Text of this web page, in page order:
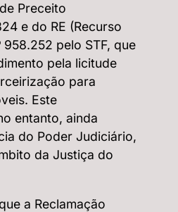
Preceito
e do RE (Recurso
pelo STF, que
pela licitude
para
Este
entanto, ainda
do Poder Judiciário,
da Justiça do
a Reclamação